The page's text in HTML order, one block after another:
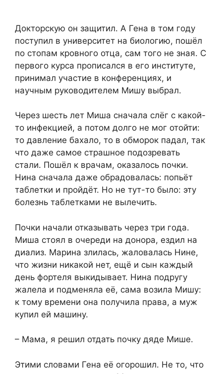
Докторскую он защитил. А Гена в том году
поступил в университет на биологию, пошёл
по стопам кровного отца, сам того не зная. С
первого курса прописался в его институте,
принимал участие в конференциях, и
научным руководителем Мишу выбрал.
Через шесть лет Миша сначала слёг с какой-
то инфекцией, а потом долго не мог отойти:
то давление бахало, то в обморок падал, так
что даже самое страшное подозревать
стали. Пошёл к врачам, оказалось почки.
Нина сначала даже обрадовалась: попьёт
таблетки и пройдёт. Но не тут-то было: эту
болезнь таблетками не вылечить.
Почки начали отказывать через три года.
Миша стоял в очереди на донора, ездил на
диализ. Марина злилась, жаловалась Нине,
что жизни никакой нет, ещё и сын каждый
день фортеля выкидывает. Нина подругу
жалела и подменяла её, сама возила Мишу:
к тому времени она получила права, а муж
купил ей машину.
– Мама, я решил отдать почку дяде Мише.
Этими словами Гена её огорошил. Не то, что